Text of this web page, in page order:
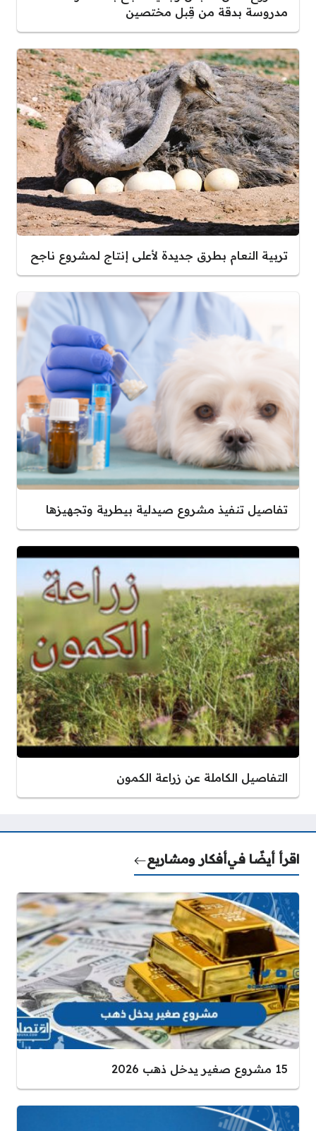
مدروسة بدقة من قِبل مختصين
تربية النعام بطرق جديدة لأعلى إنتاج لمشروع ناجح
تفاصيل تنفيذ مشروع صيدلية بيطرية وتجهيزها
التفاصيل الكاملة عن زراعة الكمون
اقرأ أيضًا فيأفكار ومشاريع
15 مشروع صغير يدخل ذهب 2026